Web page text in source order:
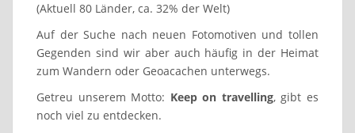
(Aktuell 80 Länder, ca. 32% der Welt)
Auf der Suche nach neuen Fotomotiven und tollen
Gegenden sind wir aber auch häufig in der Heimat
zum Wandern oder Geoacachen unterwegs.
Getreu unserem Motto: Keep on travelling, gibt es
noch viel zu entdecken.